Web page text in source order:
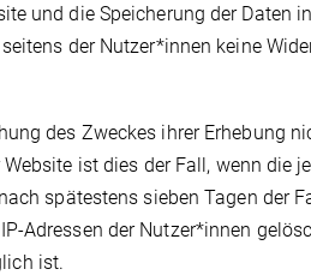
und die Speicherung der Daten
der Nutzer*innen keine
des Zweckes ihrer Erhebung
ist dies der Fall, wenn die
spätestens sieben Tagen der
Adressen der Nutzer*innen
ist.